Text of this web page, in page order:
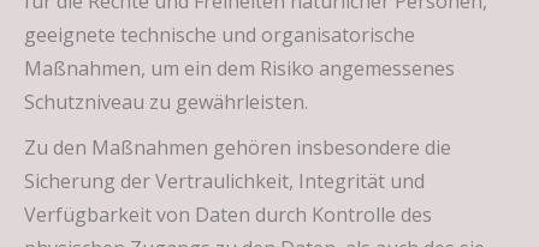
geeignete technische und organisatorische
Maßnahmen, um ein dem Risiko angemessenes
Schutzniveau zu gewährleisten.
Zu den Maßnahmen gehören insbesondere die
Sicherung der Vertraulichkeit, Integrität und
Verfügbarkeit von Daten durch Kontrolle des